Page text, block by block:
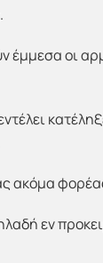
έμμεσα οι
ακόμα
εν